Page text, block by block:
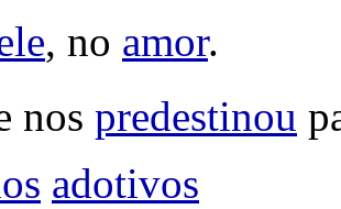
, no amor.
nos predestinou
adotivos